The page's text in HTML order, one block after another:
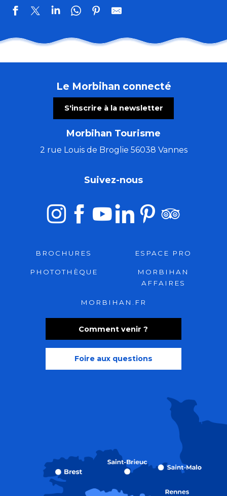
Spectacles Sérenchantement
Ateliers : Voyage autour du lin
2e rallye du Centre-Bretagne
Pardon de Saint-Guénolé
Concert "A remonte dans le temps"
Le Morbihan connecté
S'inscrire à la newsletter
Morbihan Tourisme
2 rue Louis de Broglie 56038 Vannes
Comment venir ?
Foire aux questions
Suivez-nous
BROCHURES ESPACE PRO
PHOTOTHÈQUE
MORBIHAN
AFFAIRES
MORBIHAN.FR